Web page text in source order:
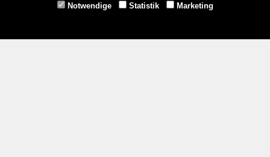
Gmünd -
Notwendige Statistik Marketing